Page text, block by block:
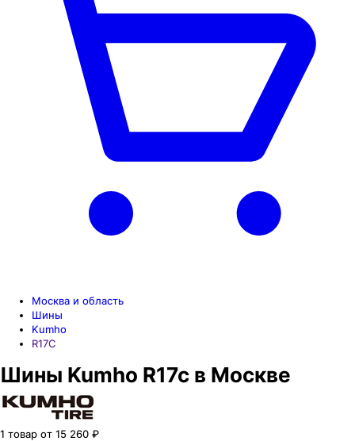
Москва и область
Шины
Kumho
R17C
Шины Kumho R17c в Москве
1 товар от 15 260 ₽